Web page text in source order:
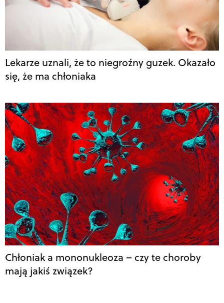
Lekarze uznali, że to niegroźny guzek. Okazało
się, że ma chłoniaka
Chłoniak a mononukleoza – czy te choroby
mają jakiś związek?